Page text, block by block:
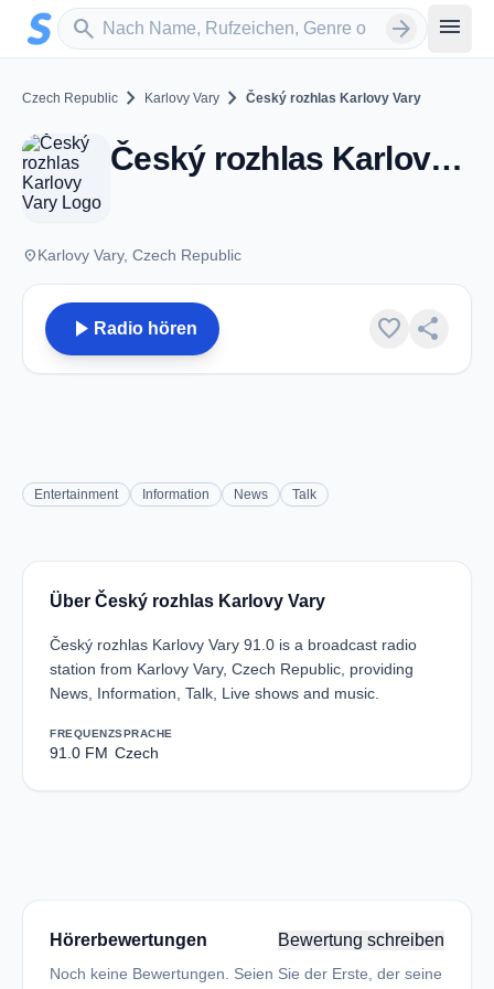
Zum Hauptinhalt springen
search
Sender suchen arrow_forward menu
Czech Republic chevron_right Karlovy Vary chevron_right Český rozhlas Karlovy Vary
Český rozhlas Karlovy Vary - FM 91.0 - Karlovy Vary
placeKarlovy Vary, Czech Republic
play_arrow Radio hören favorite share
Entertainment Information News Talk
Über Český rozhlas Karlovy Vary
Český rozhlas Karlovy Vary 91.0 is a broadcast radio
station from Karlovy Vary, Czech Republic, providing
News, Information, Talk, Live shows and music.
FREQUENZ
91.0 FM
SPRACHE
Czech
Hörerbewertungen Bewertung schreiben
Noch keine Bewertungen. Seien Sie der Erste, der seine